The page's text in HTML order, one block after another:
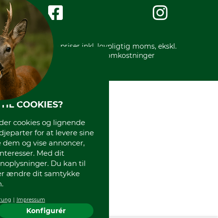
Impressum
Gratis returlabel
International
* Alle priser inkl. lovpligtig moms, ekskl.
forsendelsesomkostninger
COOKIES?
cookies og lignende
for at levere sine
og vise annoncer,
Med dit
Du kan til
ændre dit samtykke
Impressum
Konfigurér